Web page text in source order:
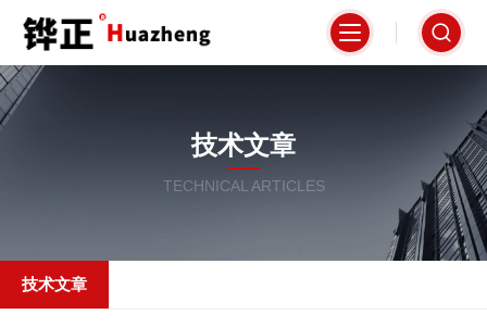
技术文章
TECHNICAL ARTICLES
技术文章